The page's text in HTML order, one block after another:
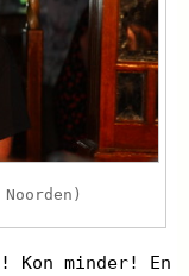
Kon minder! En